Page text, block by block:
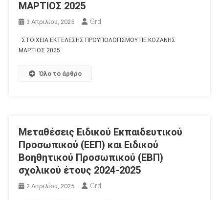
ΜΑΡΤΙΟΣ 2025
3 Απριλίου, 2025 Grd
ΣΤΟΙΧΕΙΑ ΕΚΤΕΛΕΣΗΣ ΠΡΟΫΠΟΛΟΓΙΣΜΟΥ ΠΕ ΚΟΖΑΝΗΣ
ΜΑΡΤΙΟΣ 2025
Όλο το άρθρο
Μεταθέσεις Ειδικού Εκπαιδευτικού
Προσωπικού (ΕΕΠ) και Ειδικού
Βοηθητικού Προσωπικού (ΕΒΠ)
σχολικού έτους 2024-2025
2 Απριλίου, 2025 Grd